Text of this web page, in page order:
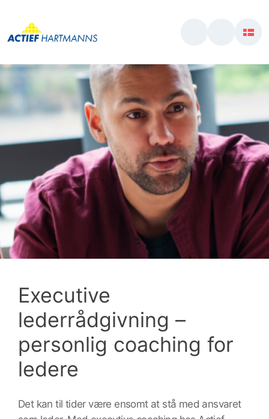
Executive
lederrådgivning –
personlig coaching for
ledere
Det kan til tider være ensomt at stå med ansvaret